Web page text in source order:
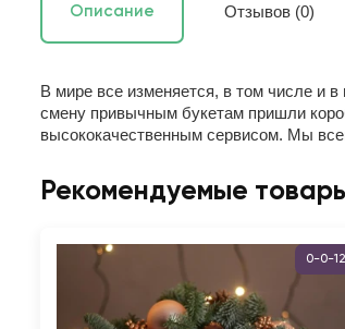
Описание Отзывов (0)
В мире все изменяется, в том числе и
смену привычным букетам пришли
высококачественным сервисом. Мы
Рекомендуемые
0-0-12